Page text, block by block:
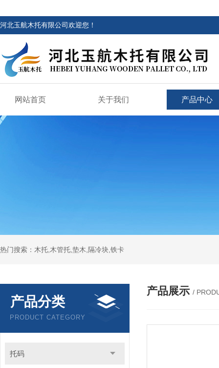
河北玉航木托有限公司欢迎您！
网站首页 关于我们 产品中心
热门搜索：木托,木管托,垫木,隔冷块,铁卡
产品分类
PRODUCT CATEGORY
托码
产品展示 /